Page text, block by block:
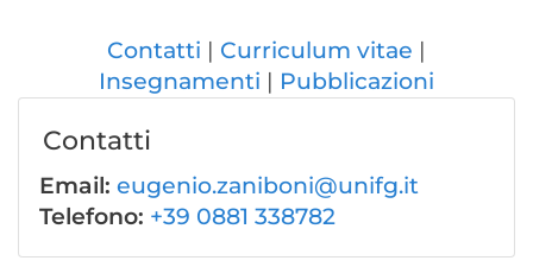
Contatti
Curriculum vitae
Insegnamenti
Pubblicazioni
Contatti
Email: eugenio.zaniboni@unifg.it
Telefono: +39 0881 338782